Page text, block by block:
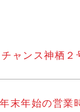
チャンス神栖
年末年始の営業